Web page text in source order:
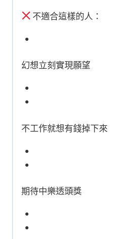
不適合這樣的人：
幻想立刻實現願望
不工作就想有錢掉下來
期待中樂透頭獎